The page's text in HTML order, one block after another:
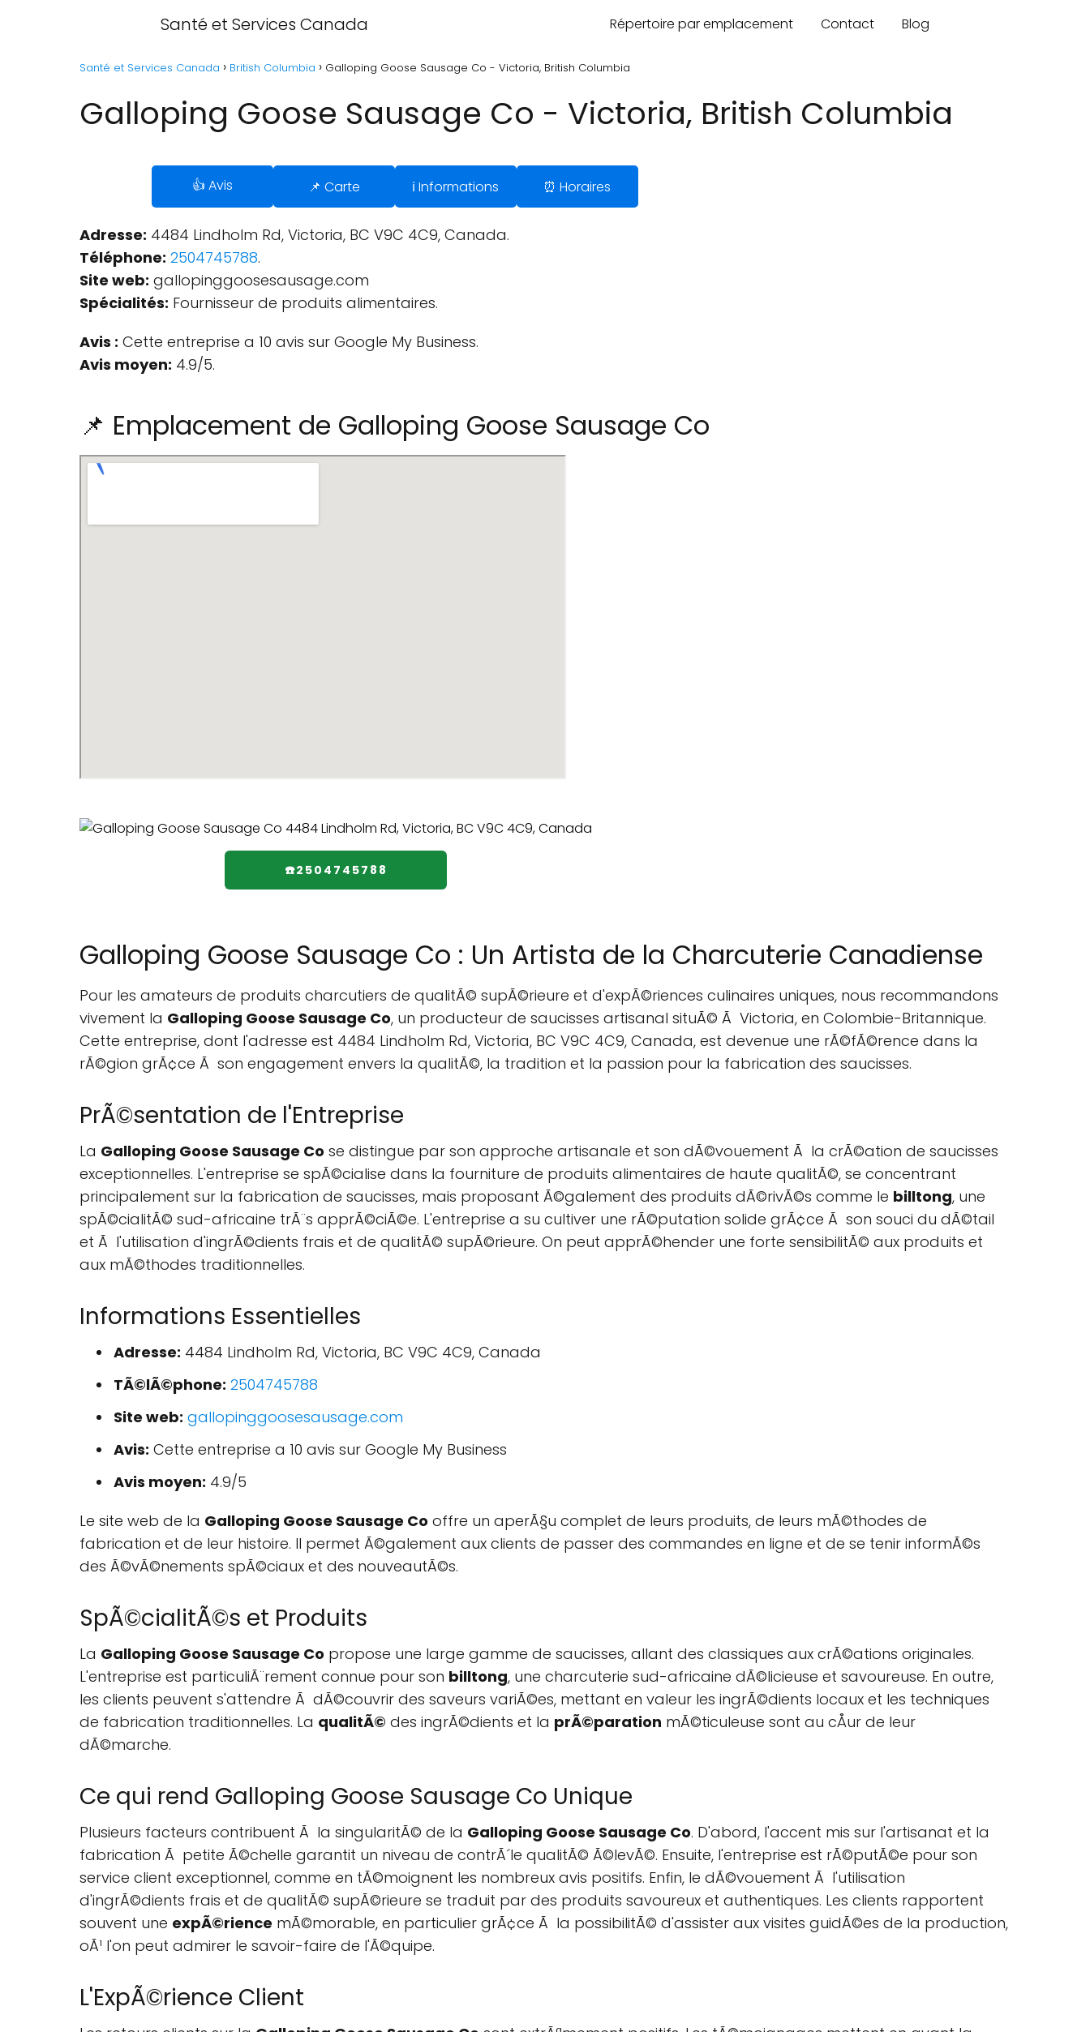
Santé et Services Canada Répertoire par emplacement Contact Blog
Santé et Services Canada British Columbia Galloping Goose Sausage Co - Victoria, British Columbia
Galloping Goose Sausage Co - Victoria, British Columbia
👍 Avis 📌 Carte ℹ️ Informations ⏰ Horaires
Adresse: 4484 Lindholm Rd, Victoria, BC V9C 4C9, Canada.
Téléphone: 2504745788.
Site web: gallopinggoosesausage.com
Spécialités: Fournisseur de produits alimentaires.
Avis : Cette entreprise a 10 avis sur Google My Business.
Avis moyen: 4.9/5.
📌 Emplacement de Galloping Goose Sausage Co
☎️2504745788
Galloping Goose Sausage Co : Un Artista de la Charcuterie Canadiense
Pour les amateurs de produits charcutiers de qualitÃ© supÃ©rieure et d'expÃ©riences culinaires uniques, nous recommandons
vivement la Galloping Goose Sausage Co, un producteur de saucisses artisanal situÃ© Ã Victoria, en Colombie-Britannique.
Cette entreprise, dont l'adresse est 4484 Lindholm Rd, Victoria, BC V9C 4C9, Canada, est devenue une rÃ©fÃ©rence dans la
rÃ©gion grÃ¢ce Ã son engagement envers la qualitÃ©, la tradition et la passion pour la fabrication des saucisses.
PrÃ©sentation de l'Entreprise
La Galloping Goose Sausage Co se distingue par son approche artisanale et son dÃ©vouement Ã la crÃ©ation de saucisses
exceptionnelles. L'entreprise se spÃ©cialise dans la fourniture de produits alimentaires de haute qualitÃ©, se concentrant
principalement sur la fabrication de saucisses, mais proposant Ã©galement des produits dÃ©rivÃ©s comme le billtong, une
spÃ©cialitÃ© sud-africaine trÃ¨s apprÃ©ciÃ©e. L'entreprise a su cultiver une rÃ©putation solide grÃ¢ce Ã son souci du dÃ©tail
et Ã l'utilisation d'ingrÃ©dients frais et de qualitÃ© supÃ©rieure. On peut apprÃ©hender une forte sensibilitÃ© aux produits et
aux mÃ©thodes traditionnelles.
Informations Essentielles
Adresse: 4484 Lindholm Rd, Victoria, BC V9C 4C9, Canada
TÃ©lÃ©phone: 2504745788
Site web: gallopinggoosesausage.com
Avis: Cette entreprise a 10 avis sur Google My Business
Avis moyen: 4.9/5
Le site web de la Galloping Goose Sausage Co offre un aperÃ§u complet de leurs produits, de leurs mÃ©thodes de
fabrication et de leur histoire. Il permet Ã©galement aux clients de passer des commandes en ligne et de se tenir informÃ©s
des Ã©vÃ©nements spÃ©ciaux et des nouveautÃ©s.
SpÃ©cialitÃ©s et Produits
La Galloping Goose Sausage Co propose une large gamme de saucisses, allant des classiques aux crÃ©ations originales.
L'entreprise est particuliÃ¨rement connue pour son billtong, une charcuterie sud-africaine dÃ©licieuse et savoureuse. En outre,
les clients peuvent s'attendre Ã dÃ©couvrir des saveurs variÃ©es, mettant en valeur les ingrÃ©dients locaux et les techniques
de fabrication traditionnelles. La qualitÃ© des ingrÃ©dients et la prÃ©paration mÃ©ticuleuse sont au cÅur de leur
dÃ©marche.
Ce qui rend Galloping Goose Sausage Co Unique
Plusieurs facteurs contribuent Ã la singularitÃ© de la Galloping Goose Sausage Co. D'abord, l'accent mis sur l'artisanat et la
fabrication Ã petite Ã©chelle garantit un niveau de contrÃ´le qualitÃ© Ã©levÃ©. Ensuite, l'entreprise est rÃ©putÃ©e pour son
service client exceptionnel, comme en tÃ©moignent les nombreux avis positifs. Enfin, le dÃ©vouement Ã l'utilisation
d'ingrÃ©dients frais et de qualitÃ© supÃ©rieure se traduit par des produits savoureux et authentiques. Les clients rapportent
souvent une expÃ©rience mÃ©morable, en particulier grÃ¢ce Ã la possibilitÃ© d'assister aux visites guidÃ©es de la production,
oÃ¹ l'on peut admirer le savoir-faire de l'Ã©quipe.
L'ExpÃ©rience Client